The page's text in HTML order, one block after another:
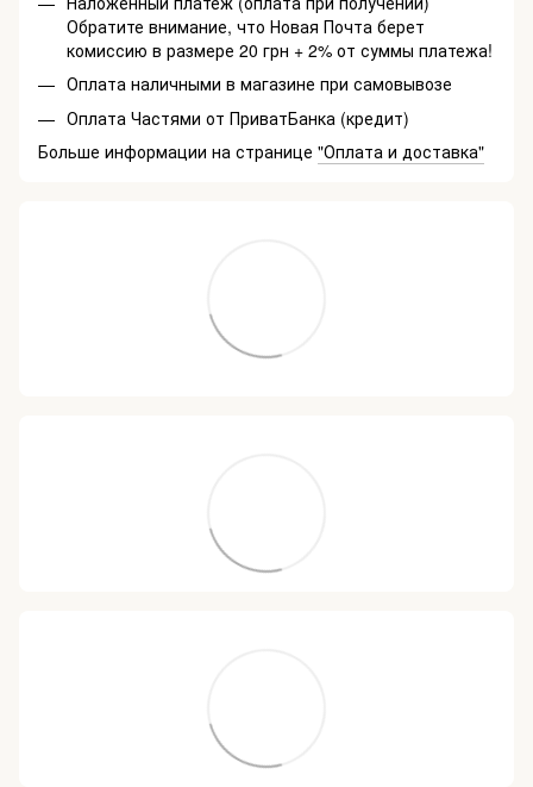
Обратите внимание, что Новая Почта берет
комиссию в размере 20 грн + 2% от суммы платежа!
Оплата наличными в магазине при самовывозе
Оплата Частями от ПриватБанка (кредит)
Больше информации на странице "Оплата и доставка"